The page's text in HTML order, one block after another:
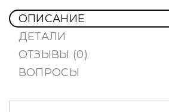
ОПИСАНИЕ
ДЕТАЛИ
ОТЗЫВЫ (0)
ВОПРОСЫ